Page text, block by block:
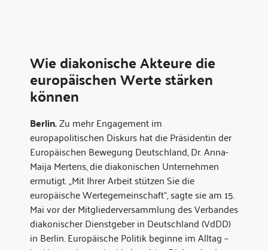
Wie diakonische Akteure die
europäischen Werte stärken
können
Berlin.Zu mehr Engagement im
europapolitischen Diskurs hat die Präsidentin der
Europäischen Bewegung Deutschland, Dr. Anna-
Maija Mertens, die diakonischen Unternehmen
ermutigt. „Mit Ihrer Arbeit stützen Sie die
europäische Wertegemeinschaft“, sagte sie am 15.
Mai vor der Mitgliederversammlung des Verbandes
diakonischer Dienstgeber in Deutschland (VdDD)
in Berlin. Europäische Politik beginne im Alltag –